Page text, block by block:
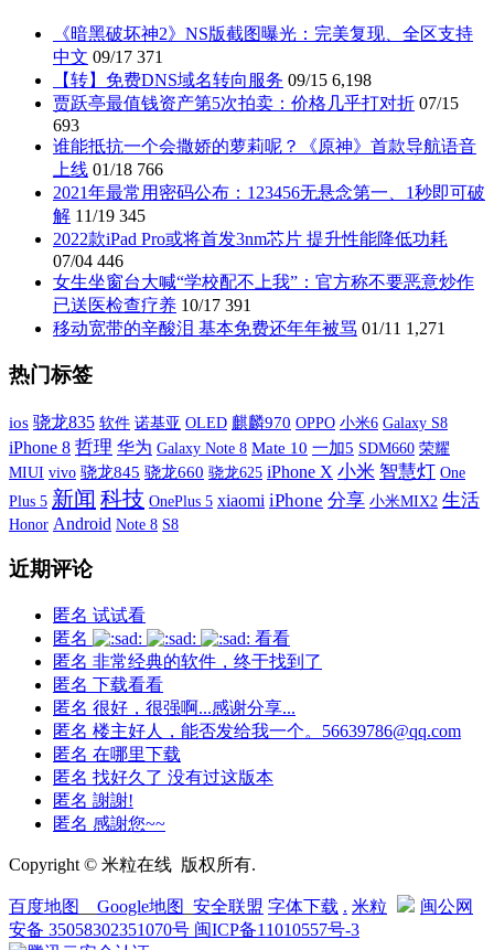
《暗黑破坏神2》NS版截图曝光：完美复现、全区支持
中文 09/17 371
【转】免费DNS域名转向服务 09/15 6,198
贾跃亭最值钱资产第5次拍卖：价格几乎打对折 07/15
693
谁能抵抗一个会撒娇的萝莉呢？《原神》首款导航语音
上线 01/18 766
2021年最常用密码公布：123456无悬念第一、1秒即可破
解 11/19 345
2022款iPad Pro或将首发3nm芯片 提升性能降低功耗
07/04 446
女生坐窗台大喊“学校配不上我”：官方称不要恶意炒作
已送医检查疗养 10/17 391
移动宽带的辛酸泪 基本免费还年年被骂 01/11 1,271
热门标签
ios 骁龙835 软件 诺基亚 OLED 麒麟970 OPPO 小米6 Galaxy S8
iPhone 8 哲理 华为 Galaxy Note 8 Mate 10 一加5 SDM660 荣耀
MIUI vivo 骁龙845 骁龙660 骁龙625 iPhone X 小米 智慧灯 One
Plus 5 新闻 科技 OnePlus 5 xiaomi iPhone 分享 小米MIX2 生活
Honor Android Note 8 S8
近期评论
匿名 试试看
匿名
看看
匿名 非常经典的软件，终于找到了
匿名 下载看看
匿名 很好，很强啊...感谢分享...
匿名 楼主好人，能否发给我一个。56639786@qq.com
匿名 在哪里下载
匿名 找好久了 没有过这版本
匿名 謝謝!
匿名 感謝您~~
Copyright © 米粒在线 版权所有.
百度地图 Google地图 安全联盟 字体下载 . 米粒
闽公网
安备 35058302351070号 闽ICP备11010557号-3